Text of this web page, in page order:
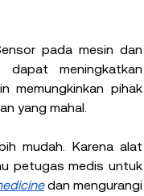
pada mesin dan
meningkatkan
memungkinkan pihak
yang mahal.
mudah. Karena alat
petugas medis untuk
dan mengurangi